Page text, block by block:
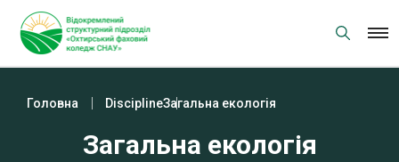
content
Головна DisciplineЗагальна екологія
Загальна екологія